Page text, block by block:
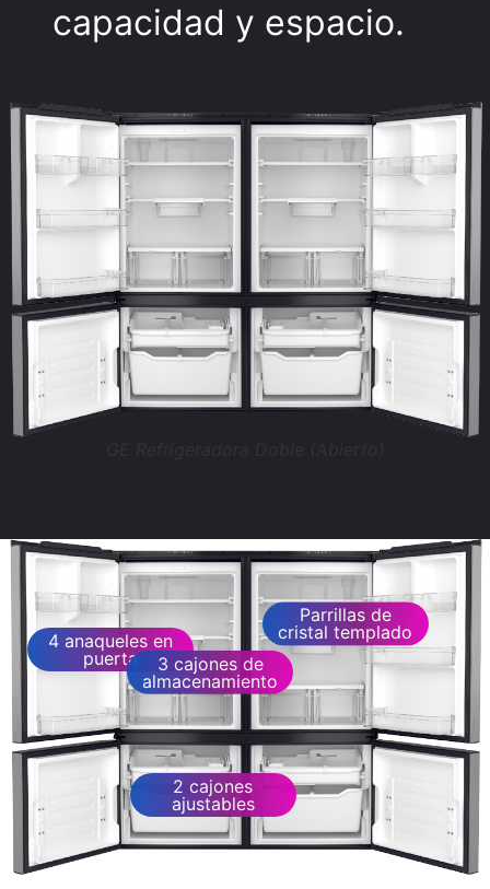
capacidad y espacio.
Parrillas de
cristal templado
4 anaqueles en
puerta
3 cajones de
almacenamiento
2 cajones
ajustables